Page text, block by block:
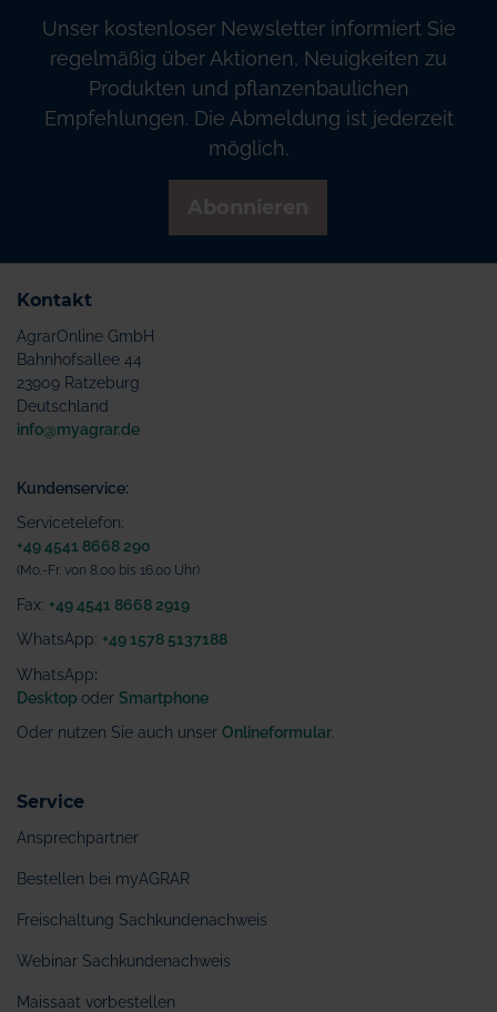
Unser kostenloser Newsletter informiert Sie
regelmäßig über Aktionen, Neuigkeiten zu
Produkten und pflanzenbaulichen
Empfehlungen. Die Abmeldung ist jederzeit
möglich.
Kontakt
AgrarOnline GmbH
Bahnhofsallee 44
23909 Ratzeburg
Deutschland
info@myagrar.de
Kundenservice:
Servicetelefon:
+49 4541 8668 290
(Mo.-Fr. von 8.00 bis 16.00 Uhr)
Fax: +49 4541 8668 2919
WhatsApp: +49 1578 5137188
WhatsApp:
Desktop oder Smartphone
Oder nutzen Sie auch unser Onlineformular
Service
Ansprechpartner
Bestellen bei myAGRAR
Freischaltung Sachkundenachweis
Webinar Sachkundenachweis
Maissaat vorbestellen